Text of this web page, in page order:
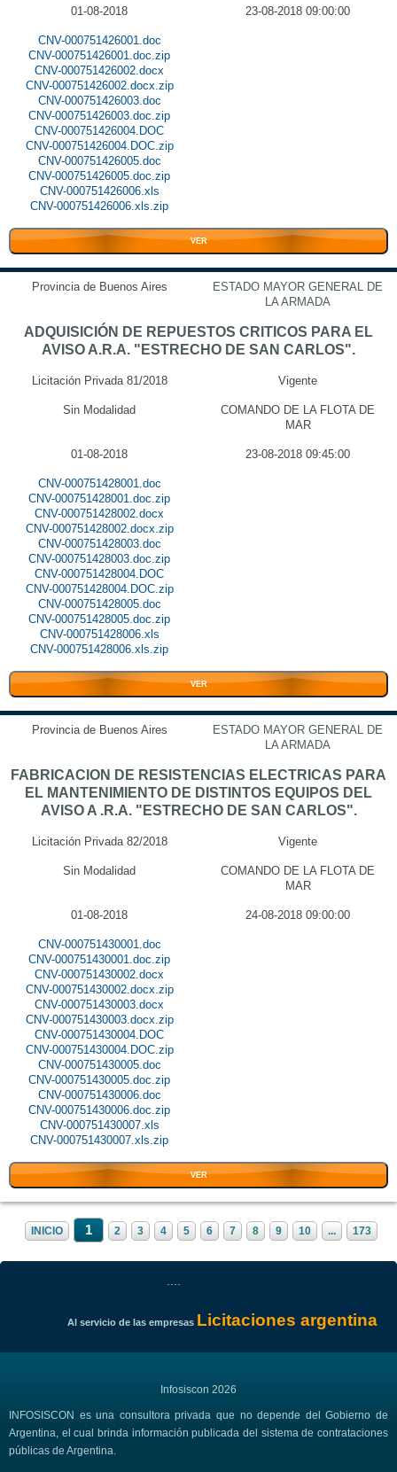
01-08-2018 23-08-2018 09:00:00
CNV-000751426001.doc
CNV-000751426001.doc.zip
CNV-000751426002.docx
CNV-000751426002.docx.zip
CNV-000751426003.doc
CNV-000751426003.doc.zip
CNV-000751426004.DOC
CNV-000751426004.DOC.zip
CNV-000751426005.doc
CNV-000751426005.doc.zip
CNV-000751426006.xls
CNV-000751426006.xls.zip
VER
Provincia de Buenos Aires
ESTADO MAYOR GENERAL DE
LA ARMADA
ADQUISICIÓN DE REPUESTOS CRITICOS PARA EL
AVISO A.R.A. "ESTRECHO DE SAN CARLOS".
Licitación Privada 81/2018 Vigente
Sin Modalidad
COMANDO DE LA FLOTA DE
MAR
01-08-2018 23-08-2018 09:45:00
CNV-000751428001.doc
CNV-000751428001.doc.zip
CNV-000751428002.docx
CNV-000751428002.docx.zip
CNV-000751428003.doc
CNV-000751428003.doc.zip
CNV-000751428004.DOC
CNV-000751428004.DOC.zip
CNV-000751428005.doc
CNV-000751428005.doc.zip
CNV-000751428006.xls
CNV-000751428006.xls.zip
VER
Provincia de Buenos Aires
ESTADO MAYOR GENERAL DE
LA ARMADA
FABRICACION DE RESISTENCIAS ELECTRICAS PARA
EL MANTENIMIENTO DE DISTINTOS EQUIPOS DEL
AVISO A .R.A. "ESTRECHO DE SAN CARLOS".
Licitación Privada 82/2018 Vigente
Sin Modalidad
COMANDO DE LA FLOTA DE
MAR
01-08-2018 24-08-2018 09:00:00
CNV-000751430001.doc
CNV-000751430001.doc.zip
CNV-000751430002.docx
CNV-000751430002.docx.zip
CNV-000751430003.docx
CNV-000751430003.docx.zip
CNV-000751430004.DOC
CNV-000751430004.DOC.zip
CNV-000751430005.doc
CNV-000751430005.doc.zip
CNV-000751430006.doc
CNV-000751430006.doc.zip
CNV-000751430007.xls
CNV-000751430007.xls.zip
VER
INICIO 1 2 3 4 5 6 7 8 9 10 ... 173
Al servicio de las empresas Licitaciones argentina
Infosiscon 2026
INFOSISCON es una consultora privada que no depende del Gobierno de
Argentina, el cual brinda información publicada del sistema de contrataciones
públicas de Argentina.